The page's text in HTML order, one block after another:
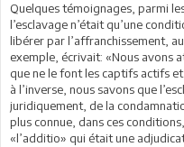
Quelques témoignages, parmi
l’esclavage n’était qu’une
libérer par l’affranchissement,
exemple, écrivait: «Nous avons
que ne le font les captifs actifs
à l’inverse, nous savons que
juridiquement, de la
plus connue, dans ces
«l’additio» qui était une